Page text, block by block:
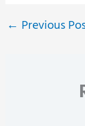
← Previous